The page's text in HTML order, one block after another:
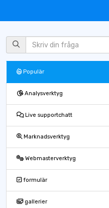
Populär
Analysverktyg
Live supportchatt
Marknadsverktyg
Webmasterverktyg
formulär
gallerier